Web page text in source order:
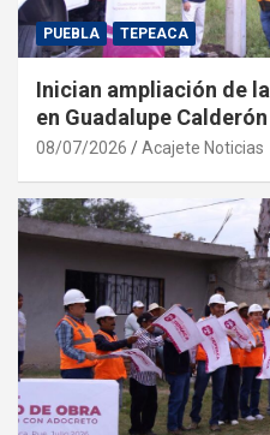
PUEBLA TEPEACA
Inician ampliación de
en Guadalupe Calderón
08/07/2026 Acajete Noticias